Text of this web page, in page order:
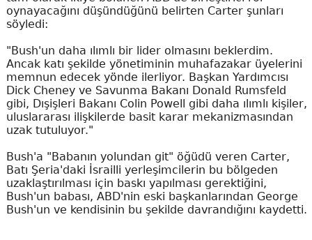
oynayacağını düşündüğünü belirten Carter şunları
söyledi:
"Bush'un daha ılımlı bir lider olmasını beklerdim.
Ancak katı şekilde yönetiminin muhafazakar üyelerini
memnun edecek yönde ilerliyor. Başkan Yardımcısı
Dick Cheney ve Savunma Bakanı Donald Rumsfeld
gibi, Dışişleri Bakanı Colin Powell gibi daha ılımlı kişiler,
uluslararası ilişkilerde basit karar mekanizmasından
uzak tutuluyor."
Bush'a "Babanın yolundan git" öğüdü veren Carter,
Batı Şeria'daki İsrailli yerleşimcilerin bu bölgeden
uzaklaştırılması için baskı yapılması gerektiğini,
Bush'un babası, ABD'nin eski başkanlarından George
Bush'un ve kendisinin bu şekilde davrandığını kaydetti.